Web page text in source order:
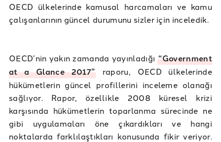
OECD ülkelerinde kamusal harcamaları ve kamu
çalışanlarının güncel durumunu sizler için inceledik.
OECD’nin yakın zamanda yayınladığı“Government
at a Glance 2017” raporu, OECD ülkelerinde
hükümetlerin güncel profillerini inceleme olanağı
sağlıyor. Rapor, özellikle 2008 küresel krizi
karşısında hükümetlerin toparlanma sürecinde ne
gibi uygulamaları öne çıkardıkları ve hangi
noktalarda farklılaştıkları konusunda fikir veriyor.